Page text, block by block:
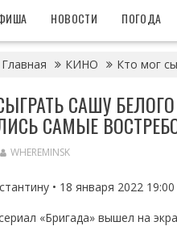
НОВОСТИ ПОГОДА
Главная КИНО Кто мог
САШУ
САМЫЕ
WHEREMINSK
• 18 января 2022 19:00
«Бригада» вышел на